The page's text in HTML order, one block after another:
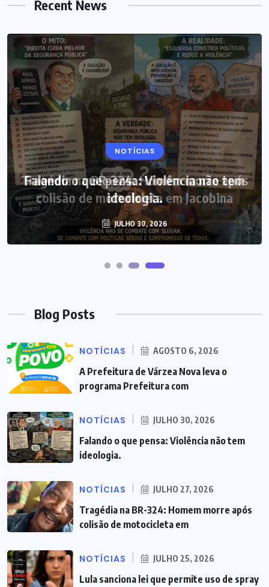
Recent News
NOTÍCIAS
Tragédia na BR-324: Homem morre após
colisão de motocicleta em Jacobina
JULHO 27, 2026
Blog Posts
NOTÍCIAS AGOSTO 6, 2026
A Prefeitura de Várzea Nova leva o
programa Prefeitura com
NOTÍCIAS JULHO 30, 2026
Falando o que pensa: Violência não tem
ideologia.
NOTÍCIAS JULHO 27, 2026
Tragédia na BR-324: Homem morre após
colisão de motocicleta em
NOTÍCIAS JULHO 25, 2026
Lula sanciona lei que permite uso de spray